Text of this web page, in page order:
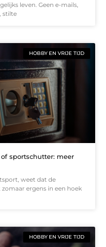
leven. Geen e-mails,
stilte
HOBBY EN VRIJE TIJD
sportschutter: meer
weet dat de
ergens in een hoek
HOBBY EN VRIJE TIJD